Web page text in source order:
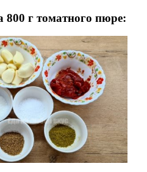
800 г томатного пюре: